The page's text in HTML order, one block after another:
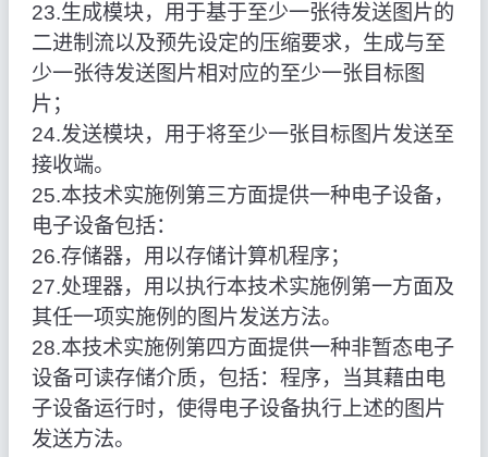
23.生成模块，用于基于至少一张待发送图片的
二进制流以及预先设定的压缩要求，生成与至
少一张待发送图片相对应的至少一张目标图
片；
24.发送模块，用于将至少一张目标图片发送至
接收端。
25.本技术实施例第三方面提供一种电子设备，
电子设备包括：
26.存储器，用以存储计算机程序；
27.处理器，用以执行本技术实施例第一方面及
其任一项实施例的图片发送方法。
28.本技术实施例第四方面提供一种非暂态电子
设备可读存储介质，包括：程序，当其藉由电
子设备运行时，使得电子设备执行上述的图片
发送方法。